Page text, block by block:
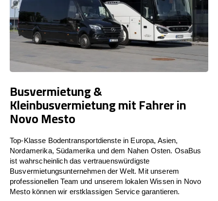
Busvermietung &
Kleinbusvermietung mit Fahrer in
Novo Mesto
Top-Klasse Bodentransportdienste in Europa, Asien,
Nordamerika, Südamerika und dem Nahen Osten. OsaBus
ist wahrscheinlich das vertrauenswürdigste
Busvermietungsunternehmen der Welt. Mit unserem
professionellen Team und unserem lokalen Wissen in Novo
Mesto können wir erstklassigen Service garantieren.